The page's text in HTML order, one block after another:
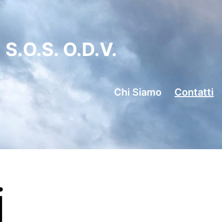
O.d.V.
Chi Siamo Contatti